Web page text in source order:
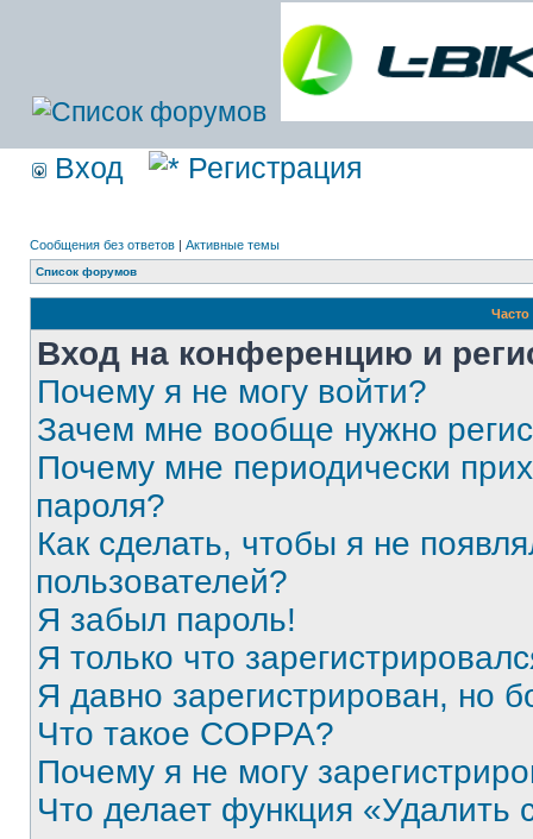
Вход Регистрация
Сообщения без ответов | Активные темы
Список форумов
Вход на конференцию и
Почему я не могу войти?
Зачем мне вообще нужно
Почему мне периодически
пароля?
Как сделать, чтобы я не
пользователей?
Я забыл пароль!
Я только что
Я давно зарегистрирован, но
Что такое COPPA?
Почему я не могу
Что делает функция «Удалить